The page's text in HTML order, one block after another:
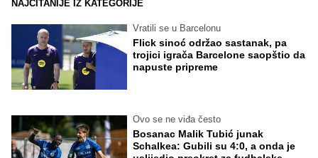
NAJČITANIJE IZ KATEGORIJE
Vratili se u Barcelonu
Flick sinoć održao sastanak, pa
trojici igrača Barcelone saopštio da
napuste pripreme
Ovo se ne viđa često
Bosanac Malik Tubić junak
Schalkea: Gubili su 4:0, a onda je